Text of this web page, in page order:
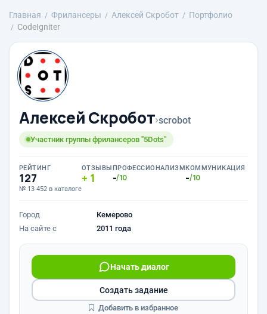
Главная Фрилансеры Алексей Скробот
Портфолио
CodeIgniter
Алексей Скробот›scrobot
Участник группы фрилансеров "5Dots"
РЕЙТИНГ
127
№ 13 452 в каталоге
ОТЗЫВЫ
1
ПРОФЕССИОНАЛИЗМ
-/10
КОММУНИКАЦИЯ
-/10
Город
Кемерово
На сайте с
2011 года
Начать диалог
Создать задание
Добавить в избранное